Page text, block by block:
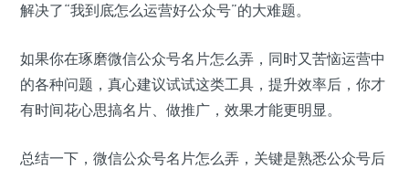
解决了“我到底怎么运营好公众号”的大难题。
如果你在琢磨微信公众号名片怎么弄，同时又苦恼运营中
的各种问题，真心建议试试这类工具，提升效率后，你才
有时间花心思搞名片、做推广，效果才能更明显。
总结一下，微信公众号名片怎么弄，关键是熟悉公众号后